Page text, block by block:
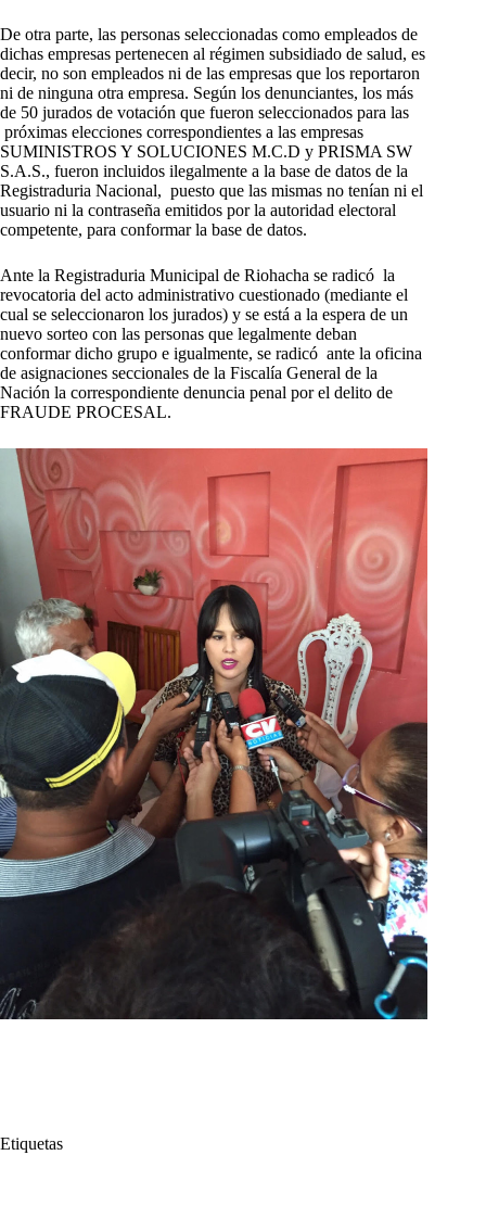
De otra parte, las personas seleccionadas como empleados de
dichas empresas pertenecen al régimen subsidiado de salud, es
decir, no son empleados ni de las empresas que los reportaron
ni de ninguna otra empresa. Según los denunciantes, los más
de 50 jurados de votación que fueron seleccionados para las
próximas elecciones correspondientes a las empresas
SUMINISTROS Y SOLUCIONES M.C.D y PRISMA SW
S.A.S., fueron incluidos ilegalmente a la base de datos de la
Registraduria Nacional, puesto que las mismas no tenían ni el
usuario ni la contraseña emitidos por la autoridad electoral
competente, para conformar la base de datos.
Ante la Registraduria Municipal de Riohacha se radicó la
revocatoria del acto administrativo cuestionado (mediante el
cual se seleccionaron los jurados) y se está a la espera de un
nuevo sorteo con las personas que legalmente deban
conformar dicho grupo e igualmente, se radicó ante la oficina
de asignaciones seccionales de la Fiscalía General de la
Nación la correspondiente denuncia penal por el delito de
FRAUDE PROCESAL.
Etiquetas